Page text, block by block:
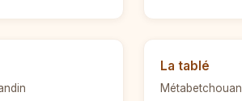
La tablé
Métabetchouan